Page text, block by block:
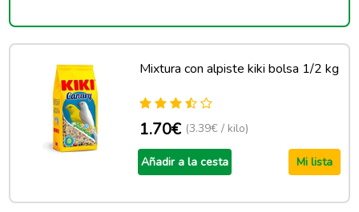
Mixtura con alpiste kiki bolsa 1/2 kg
1.70€ (3.39€ / kilo)
Añadir a la cesta Mi lista